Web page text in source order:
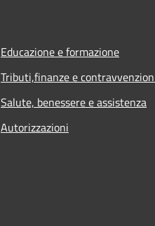
Educazione e formazione
Tributi,finanze e
Salute, benessere e assistenza
Autorizzazioni